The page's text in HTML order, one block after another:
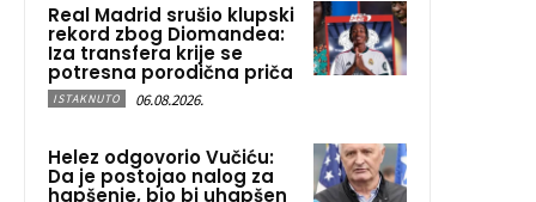
Real Madrid srušio klupski
rekord zbog Diomandea:
Iza transfera krije se
potresna porodična priča
ISTAKNUTO 06.08.2026.
Helez odgovorio Vučiću:
Da je postojao nalog za
hapšenje, bio bi uhapšen